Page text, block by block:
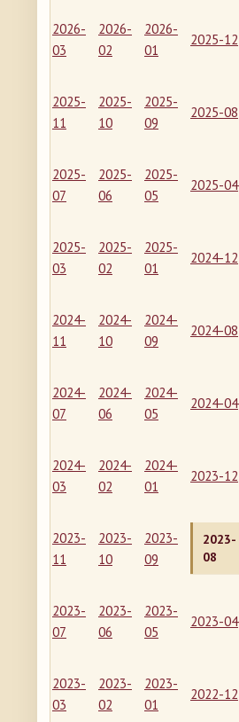
2026-
03
2026-
02
2026-
01
2025-12
2025-
11
2025-
10
2025-
09
2025-08
2025-
07
2025-
06
2025-
05
2025-04
2025-
03
2025-
02
2025-
01
2024-12
2024-
11
2024-
10
2024-
09
2024-08
2024-
07
2024-
06
2024-
05
2024-04
2024-
03
2024-
02
2024-
01
2023-12
2023-
11
2023-
10
2023-
09
2023-
08
2023-
07
2023-
06
2023-
05
2023-04
2023-
03
2023-
02
2023-
01
2022-12